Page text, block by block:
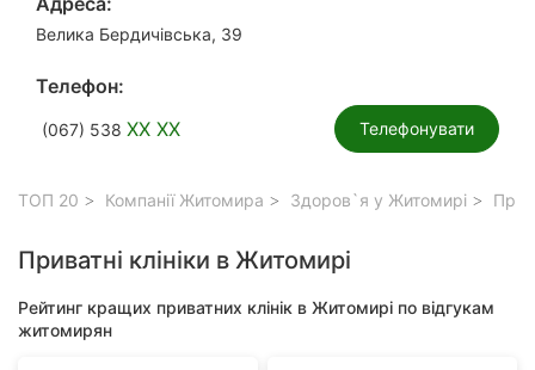
Велика Бердичівська, 39
Телефон:
(067) 538 XX XX Телефонувати
ТОП 20 Компанії Житомира Здоров`я у Житомирі
Приватні клініки в Житомирі
Рейтинг кращих приватних клінік в Житомирі по відгукам
житомирян